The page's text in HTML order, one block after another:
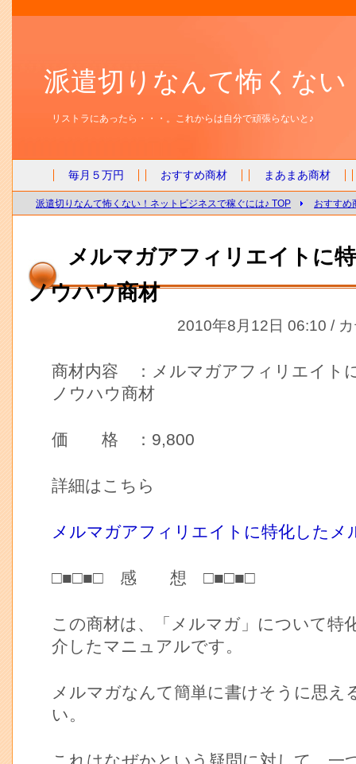
派遣切りなんて怖くな
リストラにあったら・・・。これからは自分で頑張らないと♪
毎月５万円 おすすめ商材 まあまあ商材
派遣切りなんて怖くない！ネットビジネスで稼ぐには♪ TOP おすすめ
メルマガアフィリエイトに
ノウハウ商材
2010年8月12日 06:10 /
商材内容 ：メルマガアフィリエイト
ノウハウ商材
価 格 ：9,800
詳細はこちら
メルマガアフィリエイトに特化したメ
□■□■□ 感 想 □■□■□
この商材は、「メルマガ」について特
介したマニュアルです。
メルマガなんて簡単に書けそうに思え
い。